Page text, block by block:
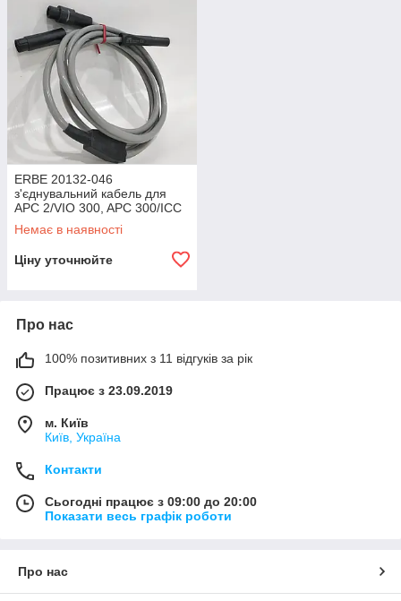
ERBE 20132-046
з'єднувальний кабель для
APC 2/VIO 300, APC 300/ICC
300/ICC 350, довжина 2,5 М
Немає в наявності
Ціну уточнюйте
Про нас
100% позитивних з 11 відгуків за рік
Працює з 23.09.2019
м. Київ
Київ, Україна
Контакти
Сьогодні працює з 09:00 до 20:00
Показати весь графік роботи
Про нас